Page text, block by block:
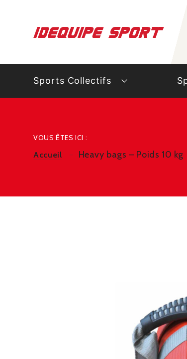
Sports Collectifs
VOUS ÊTES ICI :
Accueil Heavy bags – Poids 10 kg